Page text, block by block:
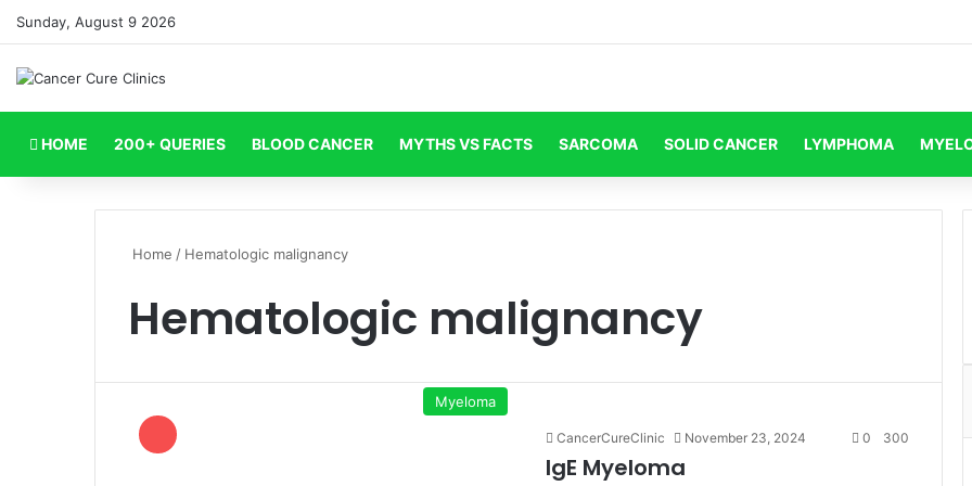
Sunday, August 9 2026
HOME 200+ QUERIES BLOOD CANCER MYTHS VS FACTS SARCOMA SOLID CANCER LYMPHOMA
Home / Hematologic malignancy
Hematologic malignancy
Myeloma
CancerCureClinic November 23, 2024 0 300
IgE Myeloma